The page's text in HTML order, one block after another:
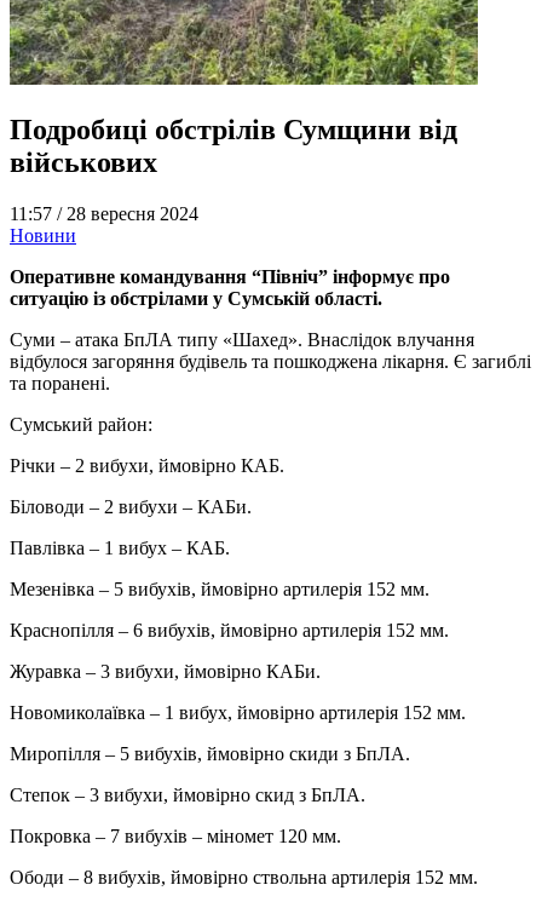
Подробиці обстрілів Сумщини від
військових
11:57 / 28 вересня 2024
Новини
Оперативне командування “Північ” інформує про
ситуацію із обстрілами у Сумській області.
Суми – атака БпЛА типу «Шахед». Внаслідок влучання
відбулося загоряння будівель та пошкоджена лікарня. Є загиблі
та поранені.
Сумський район:
Річки – 2 вибухи, ймовірно КАБ.
Біловоди – 2 вибухи – КАБи.
Павлівка – 1 вибух – КАБ.
Мезенівка – 5 вибухів, ймовірно артилерія 152 мм.
Краснопілля – 6 вибухів, ймовірно артилерія 152 мм.
Журавка – 3 вибухи, ймовірно КАБи.
Новомиколаївка – 1 вибух, ймовірно артилерія 152 мм.
Миропілля – 5 вибухів, ймовірно скиди з БпЛА.
Степок – 3 вибухи, ймовірно скид з БпЛА.
Покровка – 7 вибухів – міномет 120 мм.
Ободи – 8 вибухів, ймовірно ствольна артилерія 152 мм.